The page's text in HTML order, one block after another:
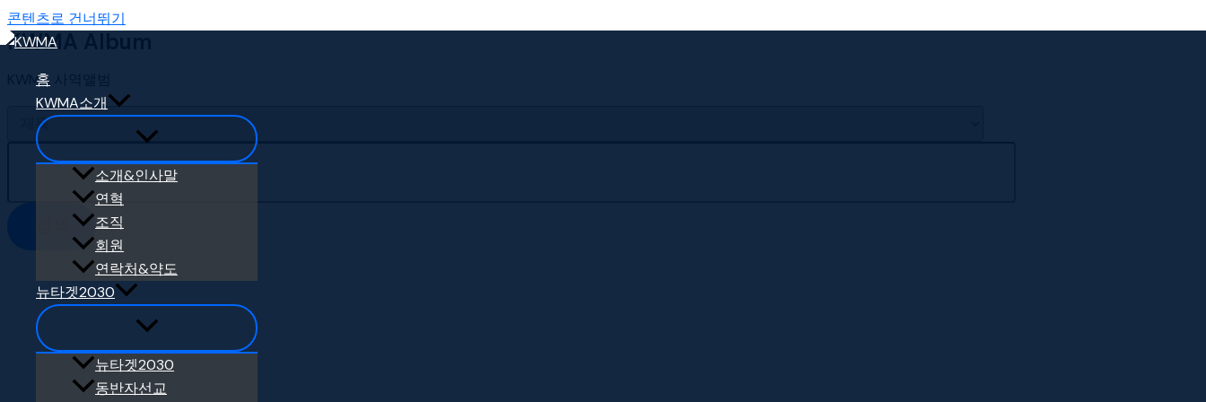
콘텐츠로 건너뛰기
홈
KWMA소개
소개&인사말
연혁
조직
회원
연락처&약도
뉴타겟2030
뉴타겟2030
동반자선교
KWMA Album
KWMA 사역앨범